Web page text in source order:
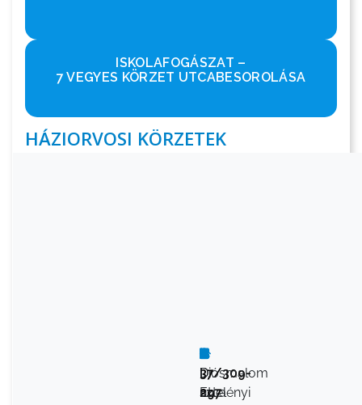
ISKOLAFOGÁSZAT –
7 VEGYES KÖRZET UTCABESOROLÁSA
HÁZIORVOSI KÖRZETEK
I.
sz.
Dr.
Edelényi
37/309-
297
Diósmalom
utca